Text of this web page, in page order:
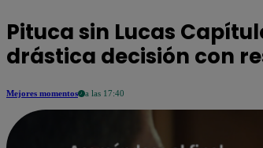
Pituca sin Lucas
drástica decisión con
Mejores momentos a las 17:40